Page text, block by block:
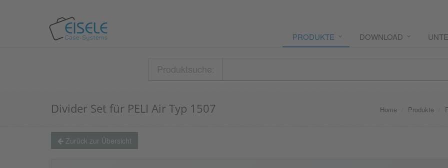
PRODUKTE DOWNLOAD
Divider Set für PELI Air Typ 1507 Home Produkte
Zurück zur Übersicht